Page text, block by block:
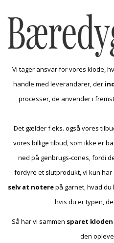
Vi tager ansvar for vores klode,
handle med leverandører, der
processer, de anvender i
Det gælder f.eks. også vores
vores billige tilbud, som ikke er
ned på genbrugs-cones, fordi
fordyre et slutprodukt, vi kun
selv at noterepå garnet, hvad du
hvis du er typen,
Så har vi sammen sparet kloden
den